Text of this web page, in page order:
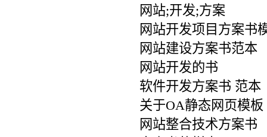
网站;开发;方案
网站开发项目方案书
网站建设方案书范本
网站开发的书
软件开发方案书 范本
关于OA静态网页模板
网站整合技术方案书